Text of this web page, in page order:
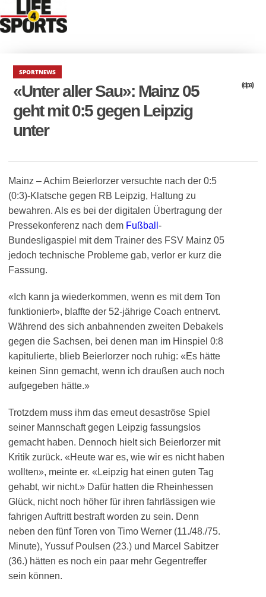
SPORTNEWS
«Unter aller Sau»: Mainz 05
geht mit 0:5 gegen Leipzig
unter
(dpa)
Mainz – Achim Beierlorzer versuchte nach der 0:5
(0:3)-Klatsche gegen RB Leipzig, Haltung zu
bewahren. Als es bei der digitalen Übertragung der
Pressekonferenz nach dem Fußball -
Bundesligaspiel mit dem Trainer des FSV Mainz 05
jedoch technische Probleme gab, verlor er kurz die
Fassung.
«Ich kann ja wiederkommen, wenn es mit dem Ton
funktioniert», blaffte der 52-jährige Coach entnervt.
Während des sich anbahnenden zweiten Debakels
gegen die Sachsen, bei denen man im Hinspiel 0:8
kapitulierte, blieb Beierlorzer noch ruhig: «Es hätte
keinen Sinn gemacht, wenn ich draußen auch noch
aufgegeben hätte.»
Trotzdem muss ihm das erneut desaströse Spiel
seiner Mannschaft gegen Leipzig fassungslos
gemacht haben. Dennoch hielt sich Beierlorzer mit
Kritik zurück. «Heute war es, wie wir es nicht haben
wollten», meinte er. «Leipzig hat einen guten Tag
gehabt, wir nicht.» Dafür hatten die Rheinhessen
Glück, nicht noch höher für ihren fahrlässigen wie
fahrigen Auftritt bestraft worden zu sein. Denn
neben den fünf Toren von Timo Werner (11./48./75.
Minute), Yussuf Poulsen (23.) und Marcel Sabitzer
(36.) hätten es noch ein paar mehr Gegentreffer
sein können.